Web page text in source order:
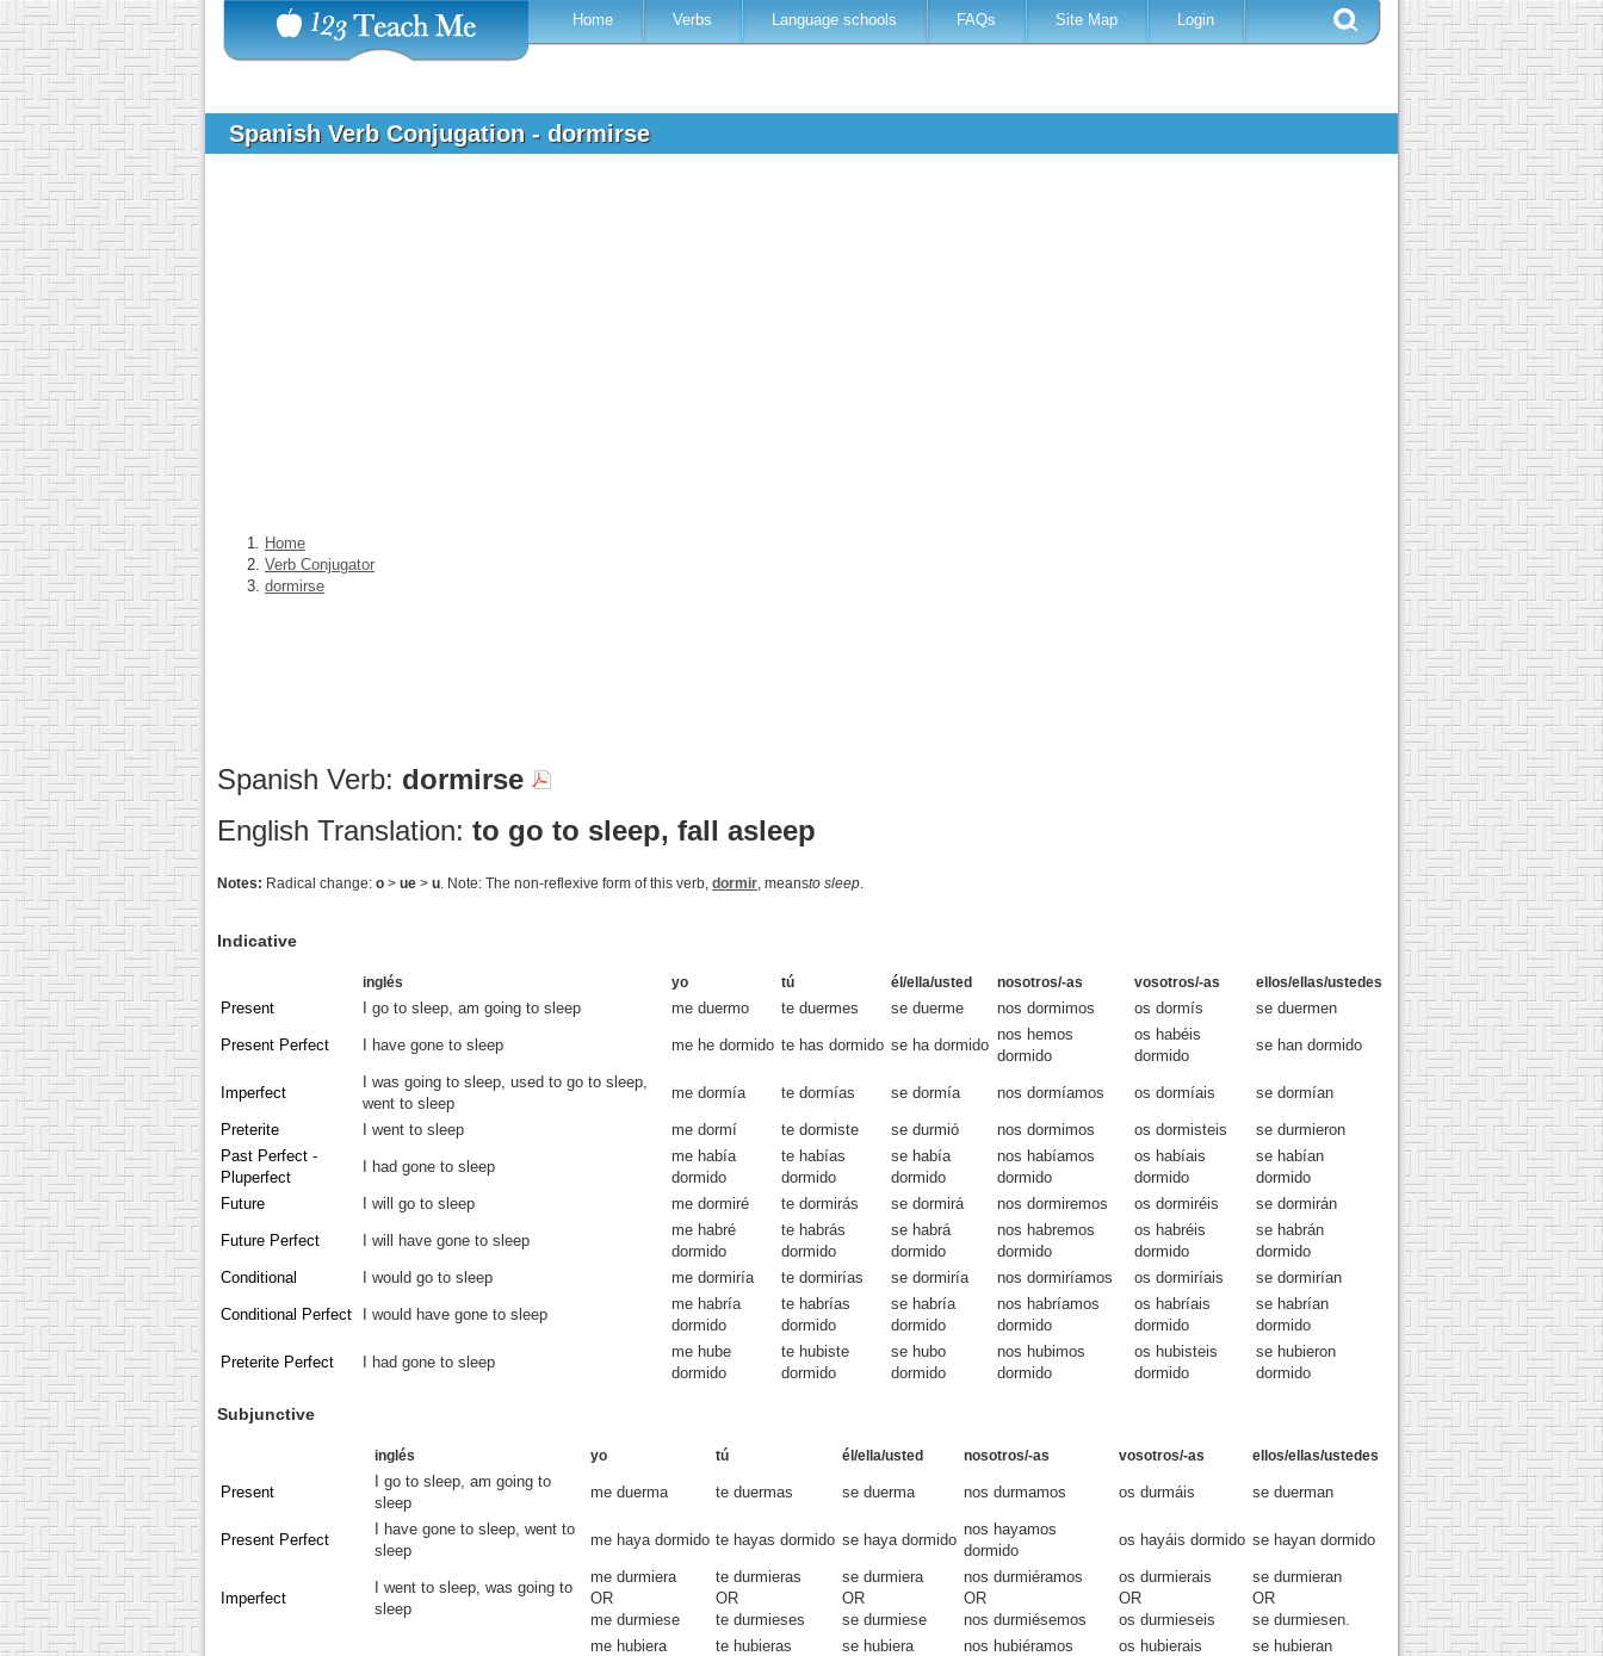
Home Verbs Language schools FAQs Site Map Login
Spanish Verb Conjugation - dormirse
Home
Verb Conjugator
dormirse
Spanish Verb: dormirse
English Translation: to go to sleep, fall asleep
Notes: Radical change: o > ue > u. Note: The non-reflexive form of this verb, dormir, meansto sleep.
Indicative
inglés yo tú él/ella/usted nosotros/-as vosotros/-as ellos/ellas/ustedes
Present I go to sleep, am going to sleep me duermo te duermes se duerme nos dormimos os dormís se duermen
Present Perfect I have gone to sleep me he dormido te has dormido se ha dormido
nos hemos
dormido
os habéis
dormido
se han dormido
Imperfect
I was going to sleep, used to go to sleep,
went to sleep
me dormía te dormías se dormía nos dormíamos os dormíais se dormían
Preterite I went to sleep me dormí te dormiste se durmió nos dormimos os dormisteis
se durmieron
Past Perfect -
Pluperfect
I had gone to sleep
me había
dormido
te habías
dormido
se había
dormido
nos habíamos
dormido
os habíais
dormido
se habían
dormido
Future
I will go to sleep me dormiré te dormirás se dormirá nos dormiremos os dormiréis se dormirán
Future Perfect I will have gone to sleep
me habré
dormido
te habrás
dormido
se habrá
dormido
nos habremos
dormido
os habréis
dormido
se habrán
dormido
Conditional
I would go to sleep me dormiría te dormirías se dormiría nos dormiríamos os dormiríais se dormirían
Conditional Perfect I would have gone to sleep
me habría
dormido
te habrías
dormido
se habría
dormido
nos habríamos
dormido
os habríais
dormido
se habrían
dormido
Preterite Perfect I had gone to sleep
me hube
dormido
te hubiste
dormido
se hubo
dormido
nos hubimos
dormido
os hubisteis
dormido
se hubieron
dormido
Subjunctive
inglés yo tú él/ella/usted nosotros/-as vosotros/-as ellos/ellas/ustedes
Present
I go to sleep, am going to
sleep
me duerma te duermas se duerma nos durmamos os durmáis se duerman
Present Perfect
I have gone to sleep, went to
sleep
me haya dormido te hayas dormido se haya dormido
nos hayamos
dormido
os hayáis dormido se hayan dormido
Imperfect
I went to sleep, was going to
sleep
me durmiera
OR
me durmiese
te durmieras
OR
te durmieses
se durmiera
OR
se durmiese
nos durmiéramos
OR
nos durmiésemos
os durmierais
OR
os durmieseis
se durmieran
OR
se durmiesen.
me hubiera
te hubieras
se hubiera
nos hubiéramos
os hubierais
se hubieran